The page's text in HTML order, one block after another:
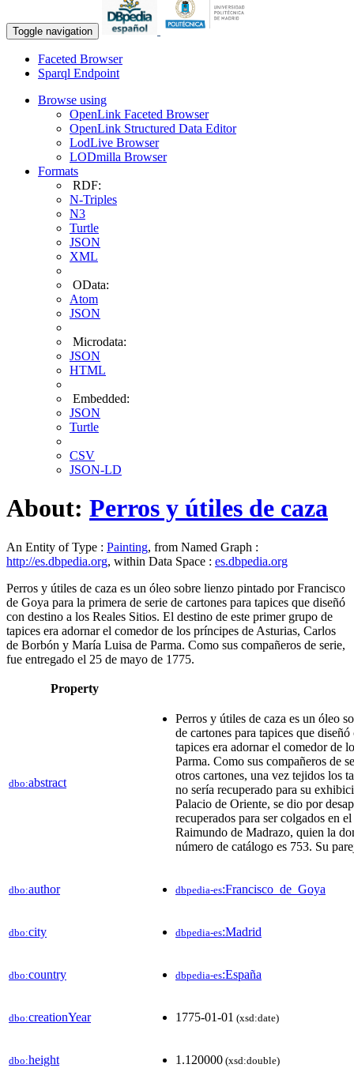
Toggle navigation
Faceted Browser
Sparql Endpoint
Browse using
OpenLink Faceted Browser
OpenLink Structured Data Editor
LodLive Browser
LODmilla Browser
Formats
RDF:
N-Triples
N3
Turtle
JSON
XML
OData:
Atom
JSON
Microdata:
JSON
HTML
Embedded:
JSON
Turtle
CSV
JSON-LD
About: Perros y útiles de caza
An Entity of Type : Painting, from Named Graph :
http://es.dbpedia.org, within Data Space : es.dbpedia.org
Perros y útiles de caza es un óleo sobre lienzo pintado por Francisco
de Goya para la primera de serie de cartones para tapices que diseñó
con destino a los Reales Sitios. El destino de este primer grupo de
tapices era adornar el comedor de los príncipes de Asturias, Carlos
de Borbón y María Luisa de Parma. Como sus compañeros de serie,
fue entregado el 25 de mayo de 1775.
Property
dbo:abstract
Perros y útiles de caza es un óleo
de cartones para tapices que
tapices era adornar el comedor de
Parma. Como sus compañeros de
otros cartones, una vez tejidos los
no sería recuperado para su
Palacio de Oriente, se dio por
recuperados para ser colgados en
Raimundo de Madrazo, quien la
número de catálogo es 753. Su
dbo:author dbpedia-es:Francisco_de_Goya
dbo:city dbpedia-es:Madrid
dbo:country dbpedia-es:España
dbo:creationYear 1775-01-01 (xsd:date)
dbo:height 1.120000 (xsd:double)